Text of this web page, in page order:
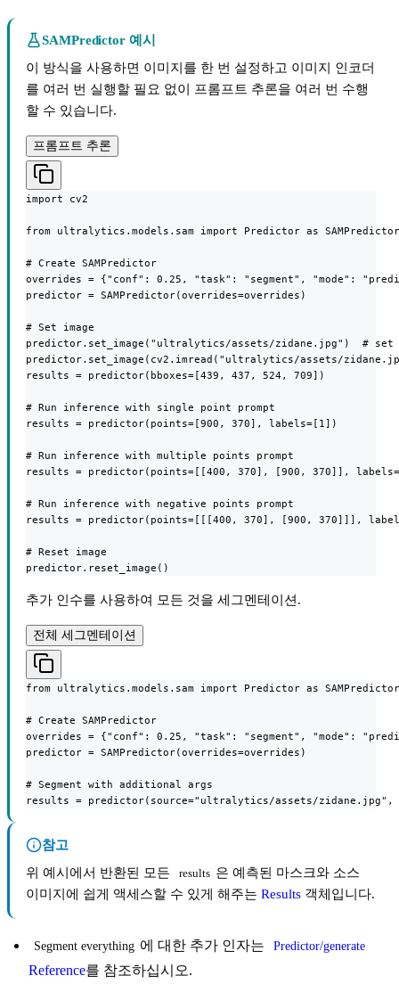
SAMPredictor 예시
이 방식을 사용하면 이미지를 한 번 설정하고 이미지 인코더
를 여러 번 실행할 필요 없이 프롬프트 추론을 여러 번 수행
할 수 있습니다.
프롬프트 추론
import cv2
from ultralytics.models.sam import Predictor as SAMPredictor
# Create SAMPredictor
overrides = {"conf": 0.25, "task": "segment", "mode":
predictor = SAMPredictor(overrides=overrides)
# Set image
predictor.set_image("ultralytics/assets/zidane.jpg")  #
predictor.set_image(cv2.imread("ultralytics/assets/
results = predictor(bboxes=[439, 437, 524, 709])
# Run inference with single point prompt
results = predictor(points=[900, 370], labels=[1])
# Run inference with multiple points prompt
results = predictor(points=[[400, 370], [900, 370]],
# Run inference with negative points prompt
results = predictor(points=[[[400, 370], [900, 370]]],
# Reset image
predictor.reset_image()
추가 인수를 사용하여 모든 것을 세그멘테이션.
전체 세그멘테이션
from ultralytics.models.sam import Predictor as SAMPredictor
# Create SAMPredictor
overrides = {"conf": 0.25, "task": "segment", "mode":
predictor = SAMPredictor(overrides=overrides)
# Segment with additional args
results = predictor(source="ultralytics/assets/zidane.jpg",
참고
위 예시에서 반환된 모든
results 은 예측된 마스크와 소스
이미지에 쉽게 액세스할 수 있게 해주는 Results 객체입니다.
Segment everything 에 대한 추가 인자는 Predictor/generate
Reference를 참조하십시오.